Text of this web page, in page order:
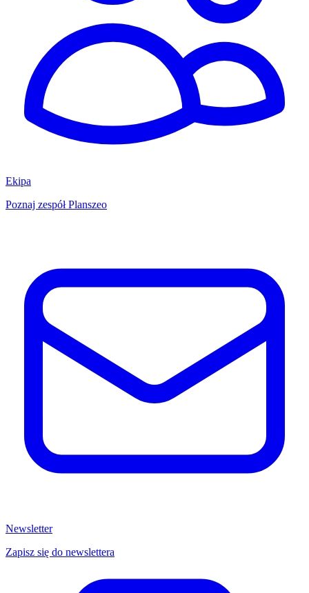
Ekipa
Poznaj zespół Planszeo
Newsletter
Zapisz się do newslettera